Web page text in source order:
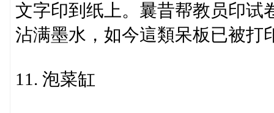
文字印到纸上。曩昔帮教员印试
沾满墨水，如今這類呆板已被打
11. 泡菜缸